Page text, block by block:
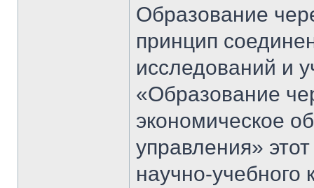
Образование
принцип
исследований и
«Образование
экономическое
управления»
научно-